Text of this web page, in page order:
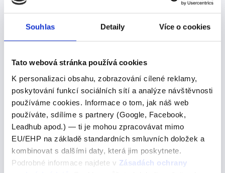
Souhlas Detaily Více o cookies
Tato webová stránka používá cookies
K personalizaci obsahu, zobrazování cílené reklamy,
poskytování funkcí sociálních sítí a analýze návštěvnosti
používáme cookies. Informace o tom, jak náš web
používáte, sdílíme s partnery (Google, Facebook,
Leadhub apod.) — ti je mohou zpracovávat mimo
EU/EHP na základě standardních smluvních doložek a
kombinovat s dalšími daty, která jim poskytnete.
Podrobné informace najdete v Zásadách ochrany
"beber"
Pít -->
BEBER – pít (minulost – čas: indefinido) bebí – pil jsem
bebiste – pil jsi bebió – pil bebimos – pili jsme bebisteis
– pili jste bebieron – pili
"estos"